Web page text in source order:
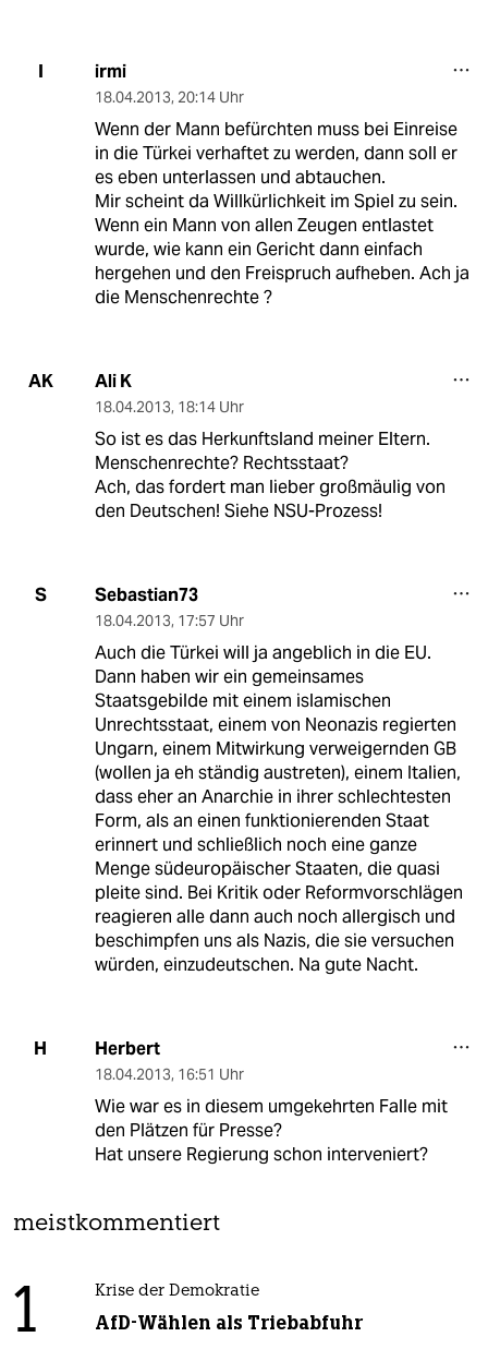
I irmi
18.04.2013, 20:14 Uhr
Wenn der Mann befürchten muss bei Einreise
in die Türkei verhaftet zu werden, dann soll er
es eben unterlassen und abtauchen.
Mir scheint da Willkürlichkeit im Spiel zu sein.
Wenn ein Mann von allen Zeugen entlastet
wurde, wie kann ein Gericht dann einfach
hergehen und den Freispruch aufheben. Ach ja
die Menschenrechte ?
AK Ali K
18.04.2013, 18:14 Uhr
So ist es das Herkunftsland meiner Eltern.
Menschenrechte? Rechtsstaat?
Ach, das fordert man lieber großmäulig von
den Deutschen! Siehe NSU-Prozess!
S Sebastian73
18.04.2013, 17:57 Uhr
Auch die Türkei will ja angeblich in die EU.
Dann haben wir ein gemeinsames
Staatsgebilde mit einem islamischen
Unrechtsstaat, einem von Neonazis regierten
Ungarn, einem Mitwirkung verweigernden GB
(wollen ja eh ständig austreten), einem Italien,
dass eher an Anarchie in ihrer schlechtesten
Form, als an einen funktionierenden Staat
erinnert und schließlich noch eine ganze
Menge südeuropäischer Staaten, die quasi
pleite sind. Bei Kritik oder Reformvorschlägen
reagieren alle dann auch noch allergisch und
beschimpfen uns als Nazis, die sie versuchen
würden, einzudeutschen. Na gute Nacht.
H Herbert
18.04.2013, 16:51 Uhr
Wie war es in diesem umgekehrten Falle mit
den Plätzen für Presse?
Hat unsere Regierung schon interveniert?
meistkommentiert
1 Krise der Demokratie
AfD-Wählen als Triebabfuhr